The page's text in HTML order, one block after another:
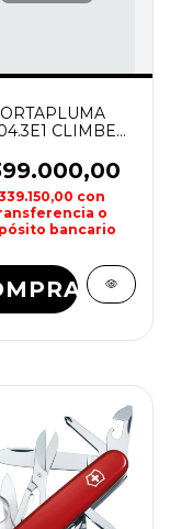
CLIMBER
con
o
bancario